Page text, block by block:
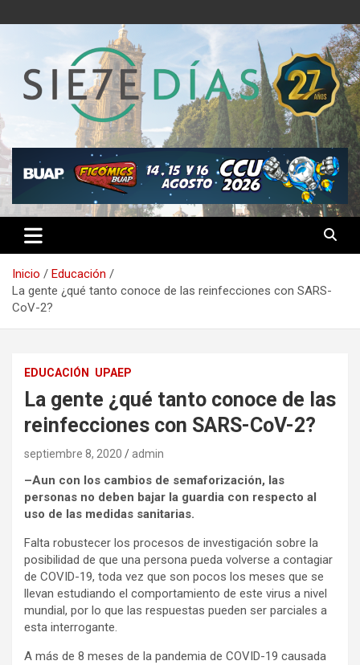
al
Semanario 7 Días
Inicio
Educación
La gente ¿qué tanto conoce de las reinfecciones con SARS-
CoV-2?
EDUCACIÓN UPAEP
La gente ¿qué tanto conoce de las
reinfecciones con SARS-CoV-2?
septiembre 8, 2020 admin
–Aun con los cambios de semaforización, las
personas no deben bajar la guardia con respecto al
uso de las medidas sanitarias.
Falta robustecer los procesos de investigación sobre la
posibilidad de que una persona pueda volverse a contagiar
de COVID-19, toda vez que son pocos los meses que se
llevan estudiando el comportamiento de este virus a nivel
mundial, por lo que las respuestas pueden ser parciales a
esta interrogante.
A más de 8 meses de la pandemia de COVID-19 causada